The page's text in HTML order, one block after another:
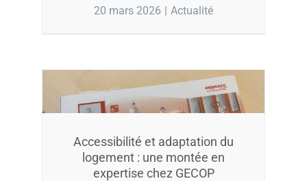
20 mars 2026 | Actualité
Accessibilité et adaptation du
logement : une montée en
expertise chez GECOP